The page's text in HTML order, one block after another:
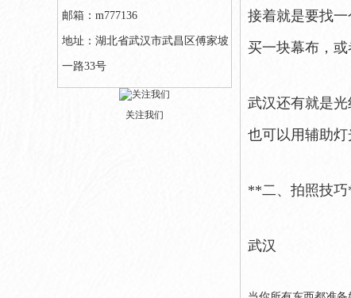
邮箱：m777136
地址：湖北省武汉市武昌区傅家坡
一路33号
关注我们
接着就是要找
买一块幕布，或
武汉还有就是
也可以用辅助灯
**二、拍照技
武汉